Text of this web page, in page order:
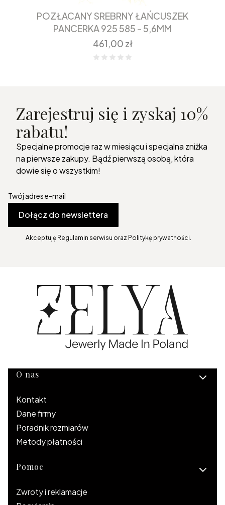
POZŁACANY SREBRNY ŁAŃCUSZEK
PANCERKA 925 585 - 5,6MM
Cena
461,00 zł
Zarejestruj się i zyskaj 10%
rabatu!
Specjalne promocje raz w miesiącu i specjalna zniżka
na pierwsze zakupy. Bądź pierwszą osobą, która
dowie się o wszystkim!
Twój adres e-mail
Dołącz do newslettera
Akceptuję Regulamin serwisu oraz Politykę prywatności.
Linki w stopce
O nas
Kontakt
Dane firmy
Poradnik rozmiarów
Metody płatności
Pomoc
Zwroty i reklamacje